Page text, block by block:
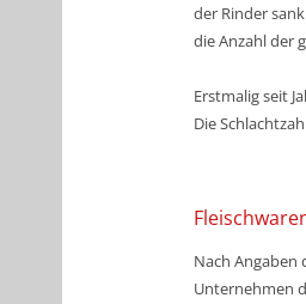
der Rinder
die Anzahl der
Erstmalig seit
Die
Nach
Unternehmen